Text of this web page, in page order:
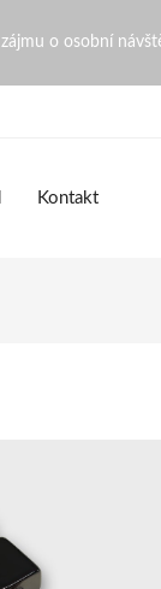
zájmu o osobní
Kontakt